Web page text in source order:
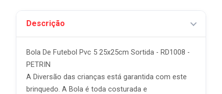
Descrição
Bola De Futebol Pvc 5 25x25cm Sortida - RD1008 -
PETRIN
A Diversão das crianças está garantida com este
brinquedo. A Bola é toda costurada e